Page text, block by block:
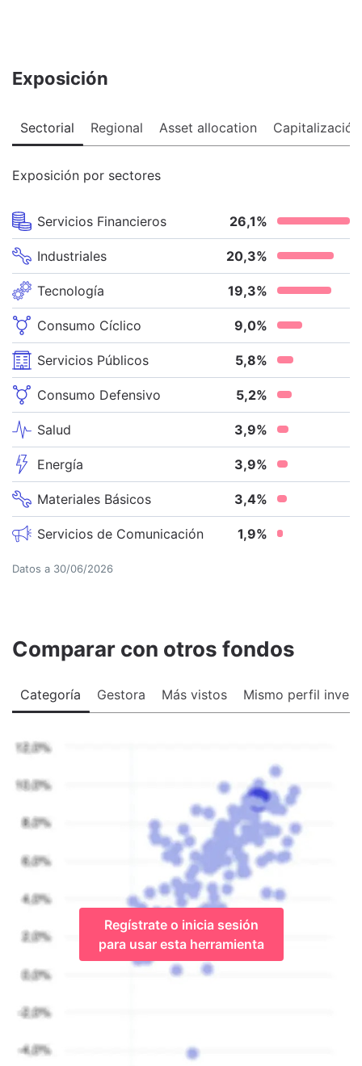
Exposición
Sectorial Regional Asset allocation Capitalización
Exposición por sectores
Servicios Financieros 26,1%
Industriales 20,3%
Tecnología 19,3%
Consumo Cíclico 9,0%
Servicios Públicos 5,8%
Consumo Defensivo 5,2%
Salud 3,9%
Energía 3,9%
Materiales Básicos 3,4%
Servicios de Comunicación 1,9%
Datos a 30/06/2026
Comparar con otros fondos
Categoría Gestora Más vistos Mismo perfil
Regístrate o inicia sesión
para usar esta herramienta